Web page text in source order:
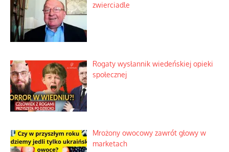
zwierciadle
Rogaty wysłannik wiedeńskiej opieki
społecznej
Mrożony owocowy zawrót głowy w
marketach